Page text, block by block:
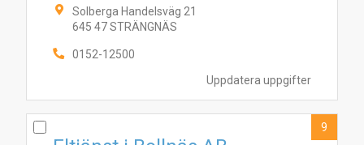
Uppdatera uppgifter
Solberga Handelsväg 21
645 47 STRÄNGNÄS
0152-12500
9